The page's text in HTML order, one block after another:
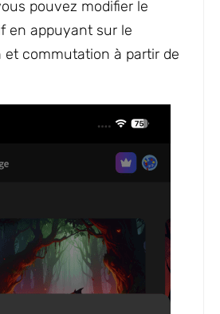
pouvez modifier le
en appuyant sur le
et commutation à partir de